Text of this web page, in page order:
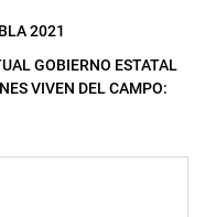
2021
GOBIERNO ESTATAL
VIVEN DEL CAMPO: